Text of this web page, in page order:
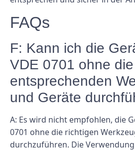
FAQs
F: Kann ich die
VDE 0701 ohne die
entsprechenden
und Geräte
A: Es wird nicht empfohlen, die
0701 ohne die richtigen
durchzuführen. Die